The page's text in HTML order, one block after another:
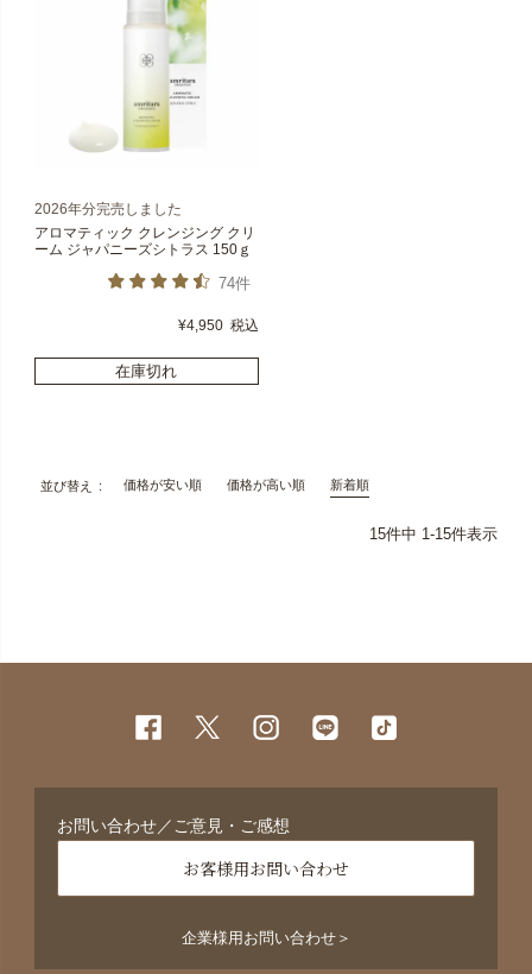
2026年分完売しました
アロマティック クレンジング クリ
ーム ジャパニーズシトラス 150ｇ
74件
¥4,950 税込
在庫切れ
並び替え 価格が安い順 価格が高い順 新着順
15件中 1-15件表示
お問い合わせ／ご意見・ご感想
お客様用お問い合わせ
企業様用お問い合わせ＞